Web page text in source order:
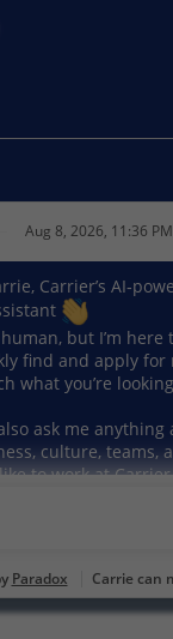
Carrier. Tous droits
des données
d'utilisation